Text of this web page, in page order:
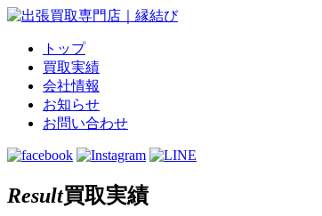
トップ
買取実績
会社情報
お知らせ
お問い合わせ
Result買取実績